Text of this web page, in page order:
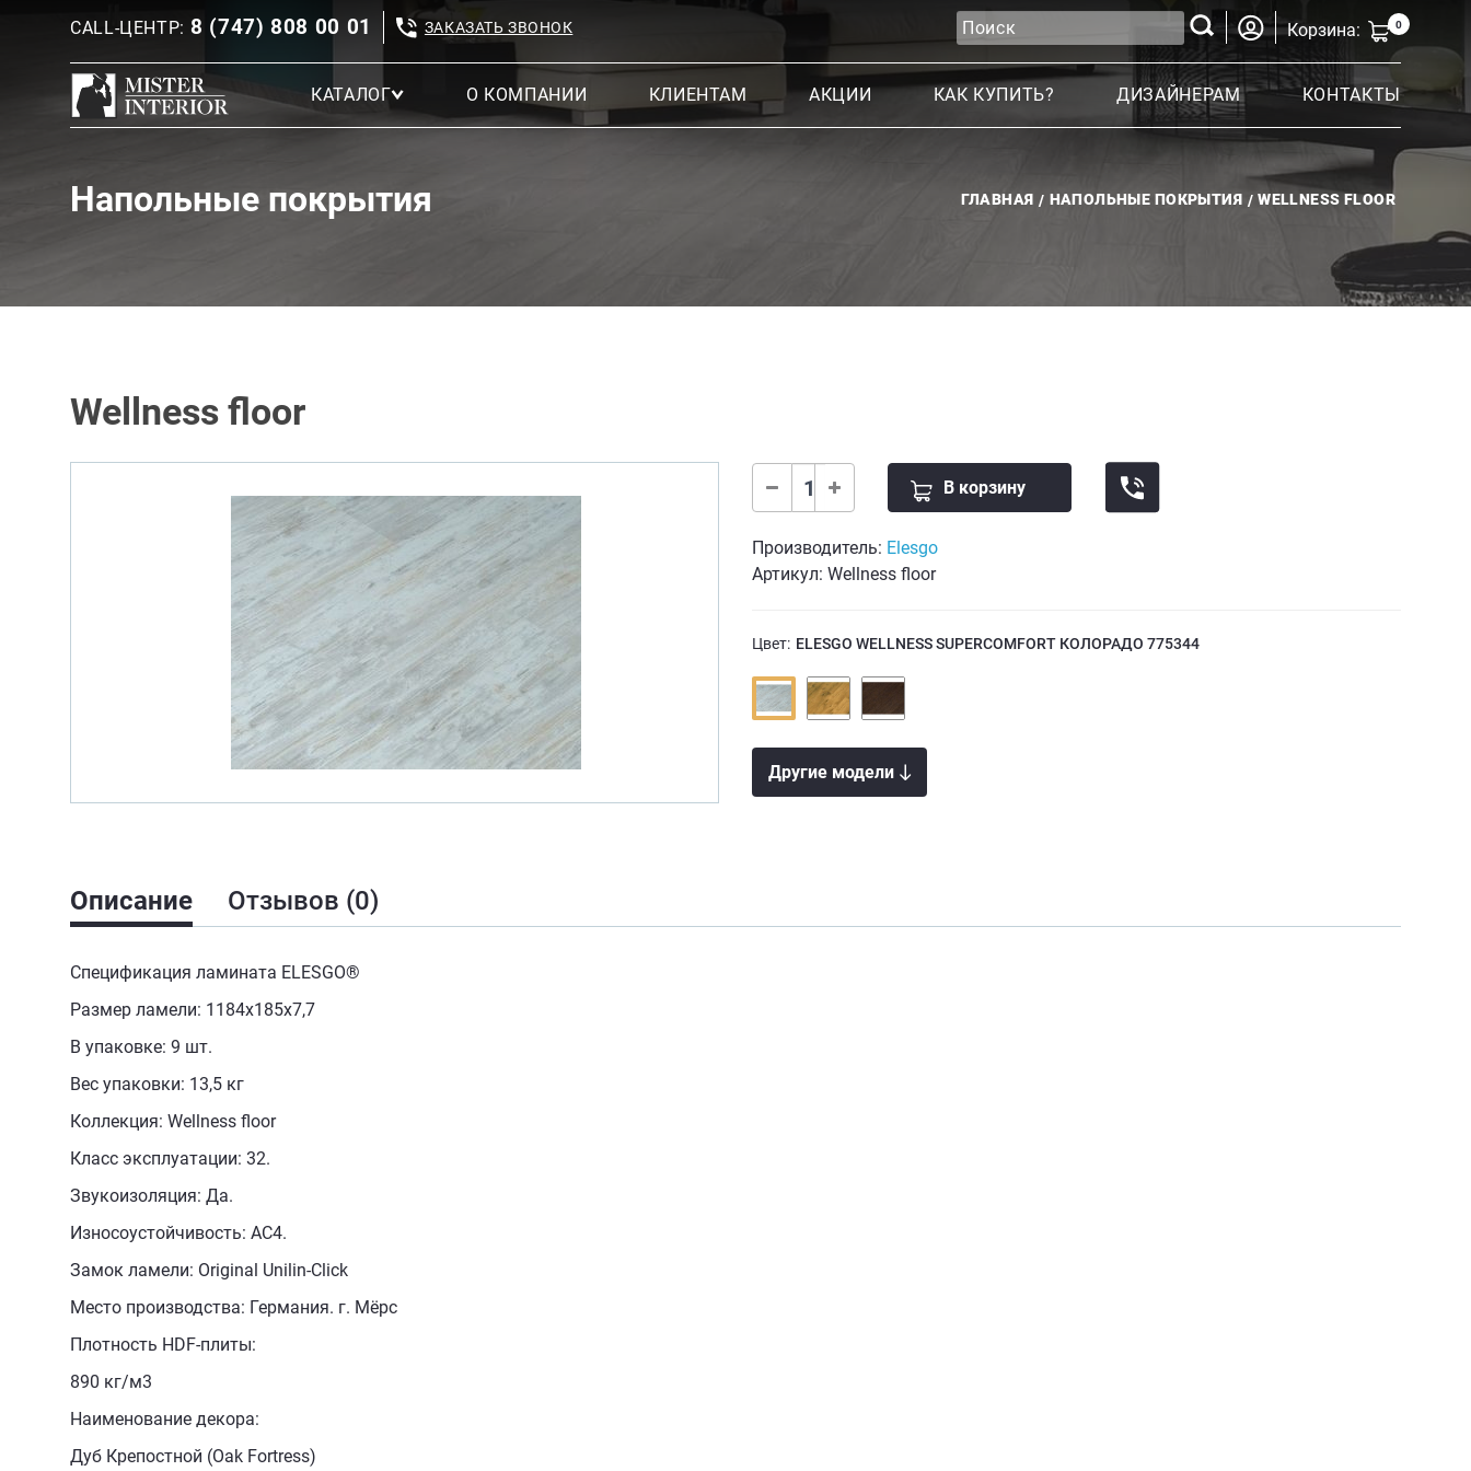
CALL-ЦЕНТР: 8 (747) 808 00 01 ЗАКАЗАТЬ ЗВОНОК Корзина: 0
КАТАЛОГ О КОМПАНИИ КЛИЕНТАМ АКЦИИ КАК КУПИТЬ? ДИЗАЙНЕРАМ КОНТАКТЫ
Напольные покрытия ГЛАВНАЯ НАПОЛЬНЫЕ ПОКРЫТИЯ WELLNESS FLOOR
Wellness floor
Описание Отзывов (0)
Спецификация ламината ELESGO®
Размер ламели: 1184х185х7,7
В упаковке: 9 шт.
Вес упаковки: 13,5 кг
Коллекция: Wellness floor
Класс эксплуатации: 32.
Звукоизоляция: Да.
Износоустойчивость: AC4.
Замок ламели: Original Unilin-Click
Место производства: Германия. г. Мёрс
Плотность HDF-плиты:
890 кг/м3
Наименование декора:
Дуб Крепостной (Oak Fortress)
В корзину
Производитель: Elesgo
Артикул: Wellness floor
Цвет: ELESGO WELLNESS SUPERCOMFORT КОЛОРАДО 775344
Другие модели